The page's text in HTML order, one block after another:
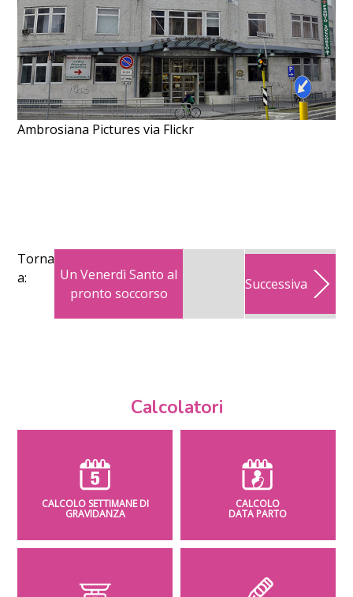
Ambrosiana Pictures via Flickr
Torna
a:
Un Venerdì Santo al
pronto soccorso
Successiva
Calcolatori
CALCOLO SETTIMANE DI
GRAVIDANZA
CALCOLO
DATA PARTO